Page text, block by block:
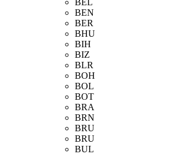
BEL
BEN
BER
BHU
BIH
BIZ
BLR
BOH
BOL
BOT
BRA
BRN
BRU
BRU
BUL